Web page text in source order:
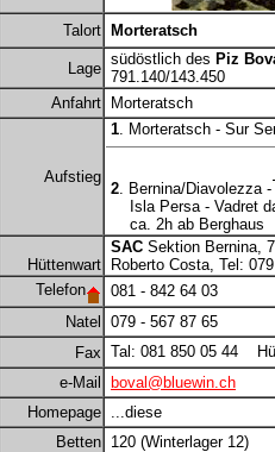
Talort Morteratsch
Lage
südöstlich des Piz
791.140/143.450
Anfahrt
Morteratsch
Aufstieg
1. Morteratsch - Sur
2. Bernina/Diavolezza -
Isla Persa - Vadret
ca. 2h ab Berghaus
Hüttenwart
SAC Sektion Bernina,
Roberto Costa, Tel:
Telefon
081 - 842 64 03
Natel
079 - 567 87 65
Fax Tal: 081 850 05 44
e-Mail
boval@bluewin.ch
Homepage ...diese
Betten 120 (Winterlager 12)